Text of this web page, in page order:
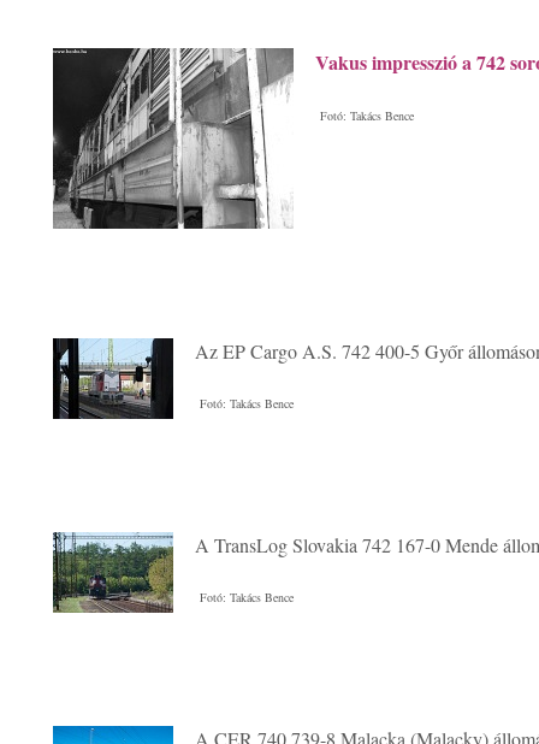
Vakus impresszió a 742
Fotó: Takács Bence
Az EP Cargo A.S. 742 400-5 Győr
Fotó: Takács Bence
A TransLog Slovakia 742 167-0 Mende
Fotó: Takács Bence